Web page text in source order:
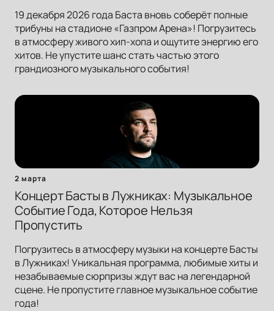
19 декабря 2026 года Баста вновь соберёт полные
трибуны на стадионе «Газпром Арена»! Погрузитесь
в атмосферу живого хип-хопа и ощутите энергию его
хитов. Не упустите шанс стать частью этого
грандиозного музыкального события!
2 марта
Концерт Басты в Лужниках: Музыкальное
Событие Года, Которое Нельзя
Пропустить
Погрузитесь в атмосферу музыки на концерте Басты
в Лужниках! Уникальная программа, любимые хиты и
незабываемые сюрпризы ждут вас на легендарной
сцене. Не пропустите главное музыкальное событие
года!